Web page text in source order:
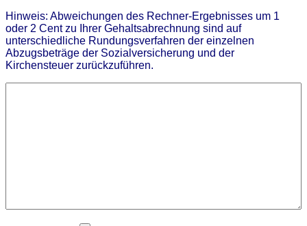
Hinweis: Abweichungen des Rechner-Ergebnisses um 1
oder 2 Cent zu Ihrer Gehaltsabrechnung sind auf
unterschiedliche Rundungsverfahren der einzelnen
Abzugsbeträge der Sozialversicherung und der
Kirchensteuer zurückzuführen.